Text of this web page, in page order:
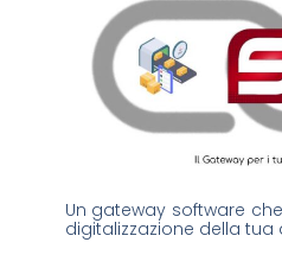
Un gateway software
digitalizzazione della tua